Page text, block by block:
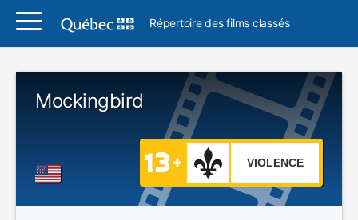
Répertoire des films classés
Mockingbird
VIOLENCE